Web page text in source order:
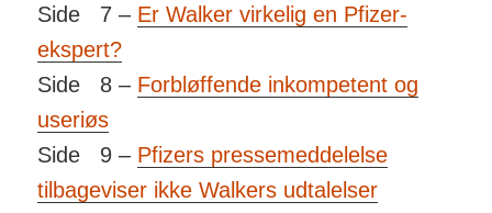
Side 7 – Er Walker virkelig en Pfizer-
ekspert?
Side 8 – Forbløffende inkompetent og
useriøs
Side 9 – Pfizers pressemeddelelse
tilbageviser ikke Walkers udtalelser